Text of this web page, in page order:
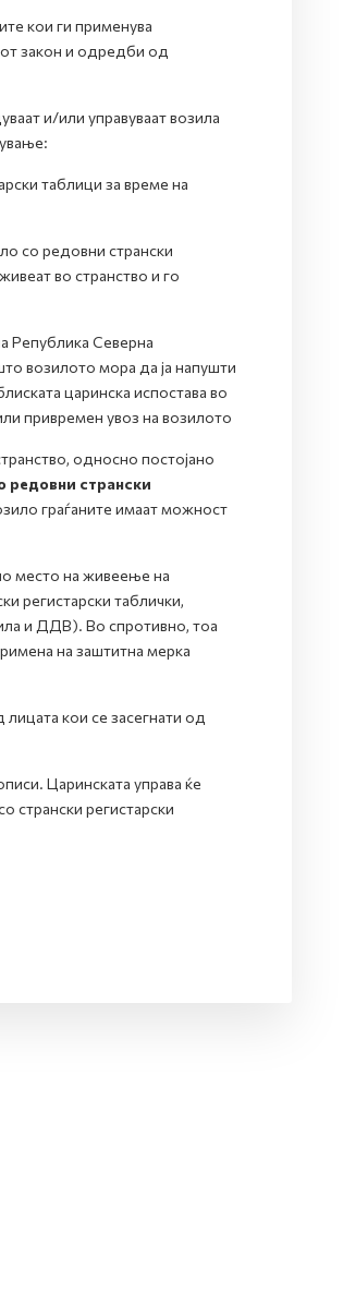
кои ги применува
закон и одредби од
и/или управуваат возила
таблици за време на
со редовни странски
во странство и го
Република Северна
возилото мора да ја напушти
царинска испостава во
привремен увоз на возилото
односно постојано
редовни странски
граѓаните имаат можност
место на живеење на
регистарски таблички,
и ДДВ). Во спротивно, тоа
на заштитна мерка
кои се засегнати од
Царинската управа ќе
странски регистарски